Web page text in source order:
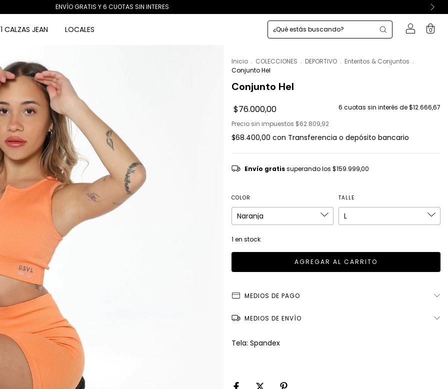
ENVÍO GRATIS Y 6 CUOTAS SIN INTERES
CALZAS JEAN LOCALES 0
Inicio . COLECCIONES . DEPORTIVO . Enteritos & Conjuntos .
Conjunto Hel
Conjunto Hel
$76.000,00 6 cuotas sin interés de$12.666,67
Precio sin impuestos $62.809,92
$68.400,00 con Transferencia o depósito bancario
Envío gratis superando los $159.999,00
COLOR TALLE
1 en stock
MEDIOS DE PAGO
MEDIOS DE ENVÍO
Tela: Spandex